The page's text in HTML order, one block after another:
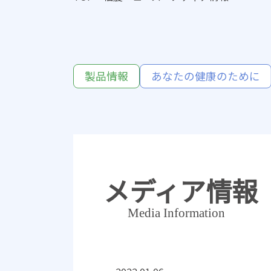
製品情報 あなたの健康のために
メディア情報
Media Information